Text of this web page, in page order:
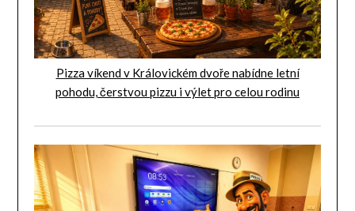
Pizza víkend v Královickém dvoře nabídne letní
pohodu, čerstvou pizzu i výlet pro celou rodinu